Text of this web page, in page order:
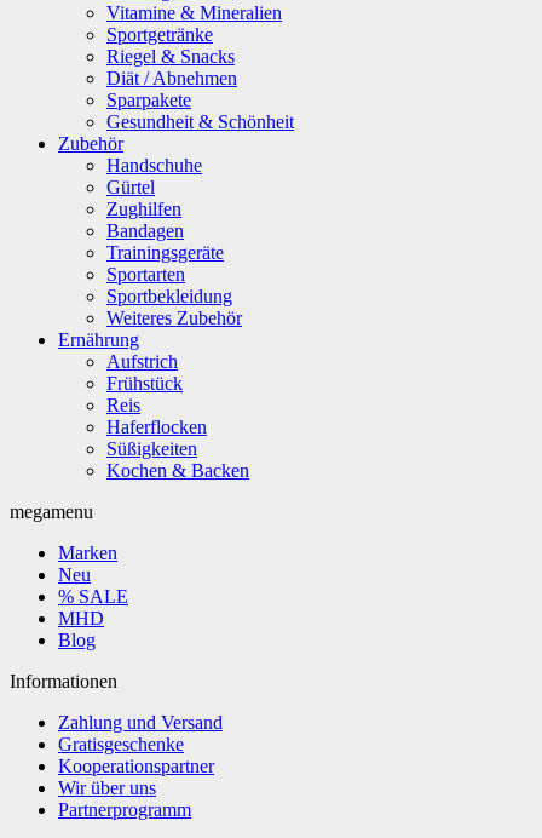
Vitamine & Mineralien
Sportgetränke
Riegel & Snacks
Diät / Abnehmen
Sparpakete
Gesundheit & Schönheit
Zubehör
Handschuhe
Gürtel
Zughilfen
Bandagen
Trainingsgeräte
Sportarten
Sportbekleidung
Weiteres Zubehör
Ernährung
Aufstrich
Frühstück
Reis
Haferflocken
Süßigkeiten
Kochen & Backen
megamenu
Marken
Neu
% SALE
MHD
Blog
Informationen
Zahlung und Versand
Gratisgeschenke
Kooperationspartner
Wir über uns
Partnerprogramm